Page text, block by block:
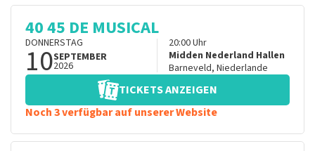
40 45 DE MUSICAL
DONNERSTAG
10SEPTEMBER
2026
20:00Uhr
Midden Nederland Hallen
Barneveld, Niederlande
TICKETS ANZEIGEN
Noch 3 verfügbar auf unserer Website